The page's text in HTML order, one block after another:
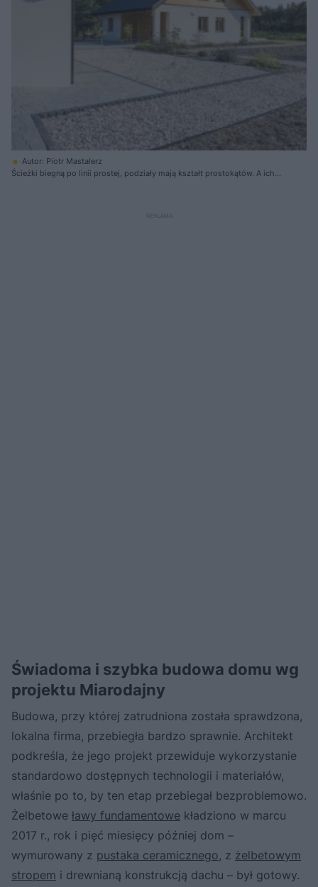
Autor: Piotr Mastalerz
Ścieżki biegną po linii prostej, podziały mają kształt prostokątów. A ich
Świadoma i szybka budowa domu wg
projektu Miarodajny
Budowa, przy której zatrudniona została sprawdzona,
lokalna firma, przebiegła bardzo sprawnie. Architekt
podkreśla, że jego projekt przewiduje wykorzystanie
standardowo dostępnych technologii i materiałów,
właśnie po to, by ten etap przebiegał bezproblemowo.
Żelbetowe ławy fundamentowe kładziono w marcu
2017 r., rok i pięć miesięcy później dom –
wymurowany z pustaka ceramicznego, z żelbetowym
stropem i drewnianą konstrukcją dachu – był gotowy.